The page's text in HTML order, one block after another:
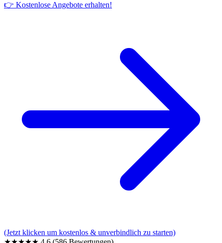
👉 Kostenlose Angebote erhalten!
(Jetzt klicken um kostenlos & unverbindlich zu starten)